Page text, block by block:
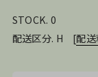
STOCK. 0
配送区分. H [配